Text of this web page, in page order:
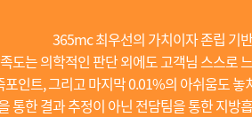
365mc 최우선의 가치이자 존립 기
도는 의학적인 판단 외에도 고객님 스스로
포인트, 그리고 마지막 0.01%의 아쉬움도
통한 결과 추정이 아닌 전담팀을 통한 지방